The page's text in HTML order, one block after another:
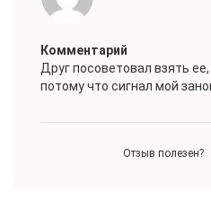
Комментарий
Друг посоветовал взять
потому что сигнал мой
Отзыв полезен?